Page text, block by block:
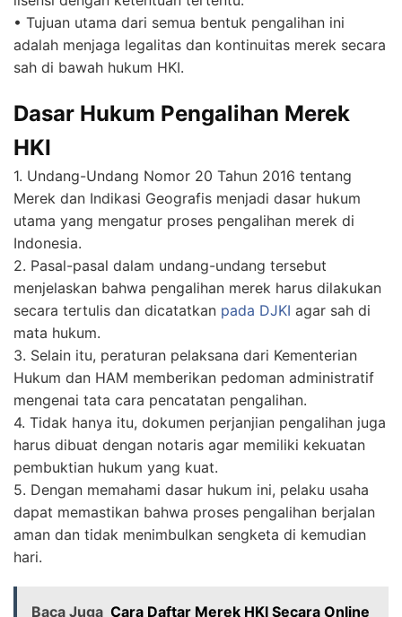
• Tujuan utama dari semua bentuk pengalihan ini
adalah menjaga legalitas dan kontinuitas merek secara
sah di bawah hukum HKI.
Dasar Hukum Pengalihan Merek
HKI
1. Undang-Undang Nomor 20 Tahun 2016 tentang
Merek dan Indikasi Geografis menjadi dasar hukum
utama yang mengatur proses pengalihan merek di
Indonesia.
2. Pasal-pasal dalam undang-undang tersebut
menjelaskan bahwa pengalihan merek harus dilakukan
secara tertulis dan dicatatkan pada DJKI agar sah di
mata hukum.
3. Selain itu, peraturan pelaksana dari Kementerian
Hukum dan HAM memberikan pedoman administratif
mengenai tata cara pencatatan pengalihan.
4. Tidak hanya itu, dokumen perjanjian pengalihan juga
harus dibuat dengan notaris agar memiliki kekuatan
pembuktian hukum yang kuat.
5. Dengan memahami dasar hukum ini, pelaku usaha
dapat memastikan bahwa proses pengalihan berjalan
aman dan tidak menimbulkan sengketa di kemudian
hari.
Baca Juga Cara Daftar Merek HKI Secara Online